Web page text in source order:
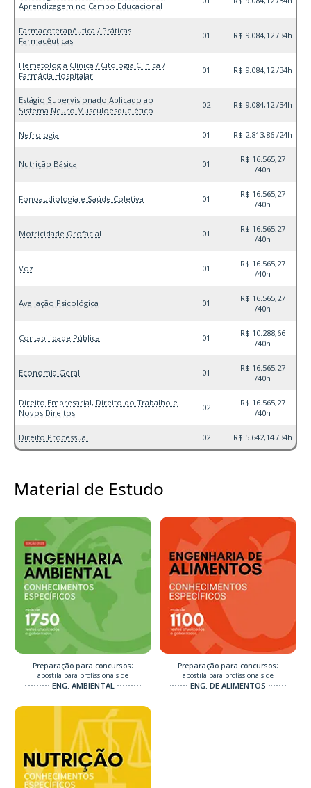
Aprendizagem no Campo Educacional
Farmacoterapêutica / Práticas
Farmacêuticas
01 R$ 9.084,12 /34h
Hematologia Clínica / Citologia Clínica /
Farmácia Hospitalar
01 R$ 9.084,12 /34h
Estágio Supervisionado Aplicado ao
Sistema Neuro Musculoesquelético
02 R$ 9.084,12 /34h
Nefrologia 01 R$ 2.813,86 /24h
Nutrição Básica 01
R$ 16.565,27
/40h
Fonoaudiologia e Saúde Coletiva 01
R$ 16.565,27
/40h
Motricidade Orofacial 01
R$ 16.565,27
/40h
Voz 01
R$ 16.565,27
/40h
Avaliação Psicológica 01
R$ 16.565,27
/40h
Contabilidade Pública 01
R$ 10.288,66
/40h
Economia Geral 01
R$ 16.565,27
/40h
Direito Empresarial, Direito do Trabalho e
Novos Direitos
02
R$ 16.565,27
/40h
Direito Processual 02 R$ 5.642,14 /34h
Material de Estudo
Preparação para concursos:
apostila para profissionais de
ENG. AMBIENTAL
Preparação para concursos:
apostila para profissionais de
ENG. DE ALIMENTOS